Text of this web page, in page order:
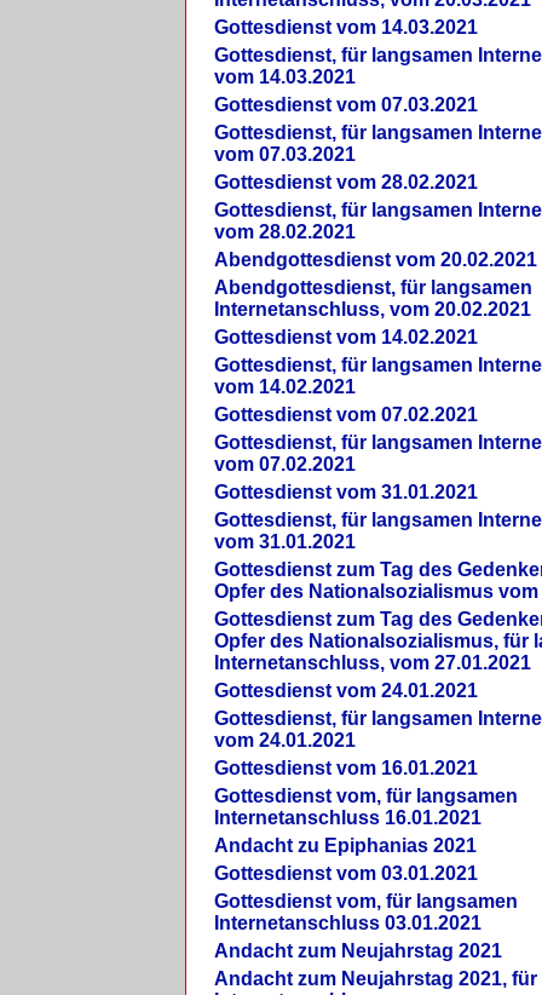
Gottesdienst vom 14.03.2021
Gottesdienst, für langsamen
vom 14.03.2021
Gottesdienst vom 07.03.2021
Gottesdienst, für langsamen
vom 07.03.2021
Gottesdienst vom 28.02.2021
Gottesdienst, für langsamen
vom 28.02.2021
Abendgottesdienst vom 20.02.2021
Abendgottesdienst, für langsamen
Internetanschluss, vom 20.02.2021
Gottesdienst vom 14.02.2021
Gottesdienst, für langsamen
vom 14.02.2021
Gottesdienst vom 07.02.2021
Gottesdienst, für langsamen
vom 07.02.2021
Gottesdienst vom 31.01.2021
Gottesdienst, für langsamen
vom 31.01.2021
Gottesdienst zum Tag des
Opfer des Nationalsozialismus vom
Gottesdienst zum Tag des
Opfer des Nationalsozialismus, für
Internetanschluss, vom 27.01.2021
Gottesdienst vom 24.01.2021
Gottesdienst, für langsamen
vom 24.01.2021
Gottesdienst vom 16.01.2021
Gottesdienst vom, für langsamen
Internetanschluss 16.01.2021
Andacht zu Epiphanias 2021
Gottesdienst vom 03.01.2021
Gottesdienst vom, für langsamen
Internetanschluss 03.01.2021
Andacht zum Neujahrstag 2021
Andacht zum Neujahrstag 2021,